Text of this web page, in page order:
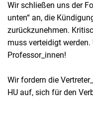
Wir schließen uns der
unten“ an, die
zurückzunehmen.
muss verteidigt
Professor_innen!
Wir fordern die
HU auf, sich für den